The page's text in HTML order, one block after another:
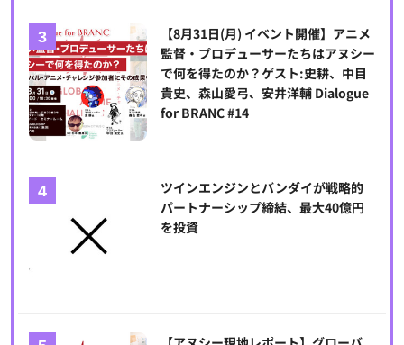
【8月31日(月) イベント開催】アニメ
監督・プロデューサーたちはアヌシー
で何を得たのか？ゲスト:史耕、中目
貴史、森山愛弓、安井洋輔 Dialogue
for BRANC #14
ツインエンジンとバンダイが戦略的
パートナーシップ締結、最大40億円
を投資